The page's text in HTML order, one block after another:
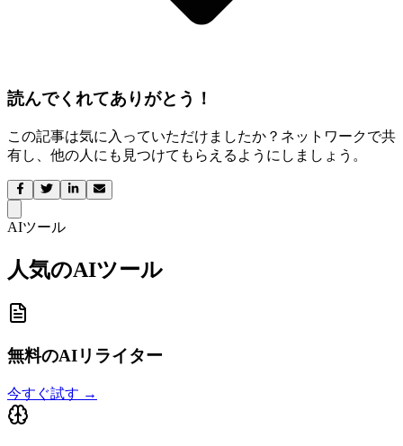
読んでくれてありがとう！
この記事は気に入っていただけましたか？ネットワークで共
有し、他の人にも見つけてもらえるようにしましょう。
AIツール
人気のAIツール
無料のAIリライター
今すぐ試す →